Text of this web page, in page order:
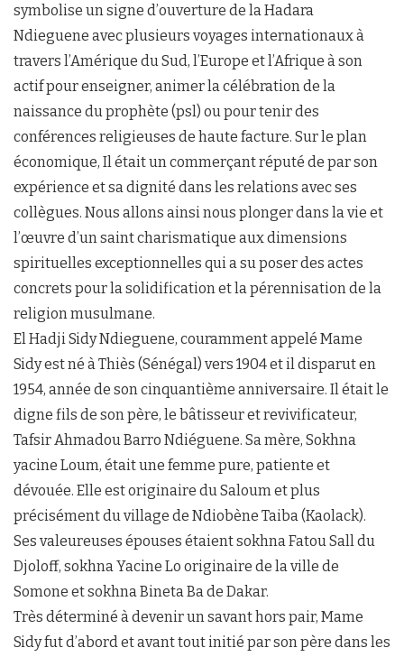
symbolise un signe d’ouverture de la Hadara
Ndieguene avec plusieurs voyages internationaux à
travers l’Amérique du Sud, l’Europe et l’Afrique à son
actif pour enseigner, animer la célébration de la
naissance du prophète (psl) ou pour tenir des
conférences religieuses de haute facture. Sur le plan
économique, Il était un commerçant réputé de par son
expérience et sa dignité dans les relations avec ses
collègues. Nous allons ainsi nous plonger dans la vie et
l’œuvre d’un saint charismatique aux dimensions
spirituelles exceptionnelles qui a su poser des actes
concrets pour la solidification et la pérennisation de la
religion musulmane.
El Hadji Sidy Ndieguene, couramment appelé Mame
Sidy est né à Thiès (Sénégal) vers 1904 et il disparut en
1954, année de son cinquantième anniversaire. Il était le
digne fils de son père, le bâtisseur et revivificateur,
Tafsir Ahmadou Barro Ndiéguene. Sa mère, Sokhna
yacine Loum, était une femme pure, patiente et
dévouée. Elle est originaire du Saloum et plus
précisément du village de Ndiobène Taiba (Kaolack).
Ses valeureuses épouses étaient sokhna Fatou Sall du
Djoloff, sokhna Yacine Lo originaire de la ville de
Somone et sokhna Bineta Ba de Dakar.
Très déterminé à devenir un savant hors pair, Mame
Sidy fut d’abord et avant tout initié par son père dans les